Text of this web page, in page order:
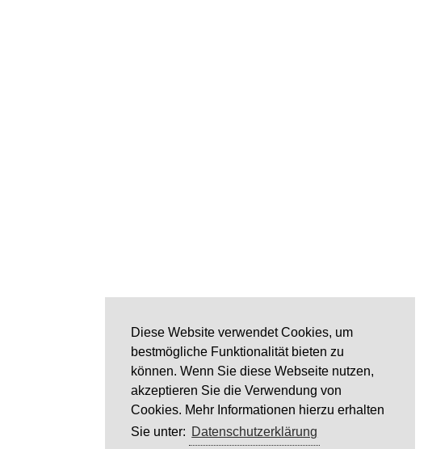
Diese Website verwendet Cookies, um
bestmögliche Funktionalität bieten zu
können. Wenn Sie diese Webseite nutzen,
akzeptieren Sie die Verwendung von
Cookies. Mehr Informationen hierzu erhalten
Sie unter: Datenschutzerklärung